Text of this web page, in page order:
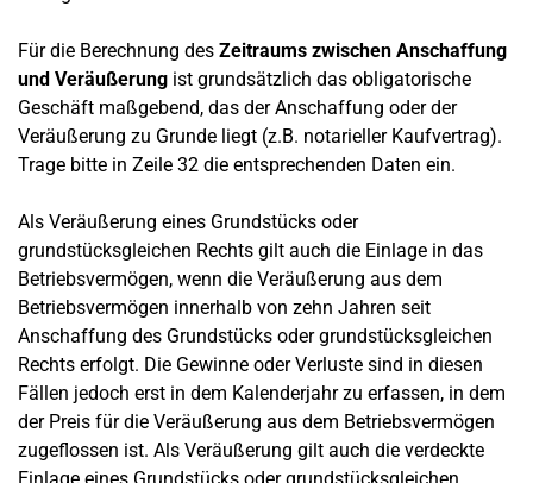
Für die Berechnung des Zeitraums zwischen Anschaffung
und Veräußerung ist grundsätzlich das obligatorische
Geschäft maßgebend, das der Anschaffung oder der
Veräußerung zu Grunde liegt (z.B. notarieller Kaufvertrag).
Trage bitte in Zeile 32 die entsprechenden Daten ein.
Als Veräußerung eines Grundstücks oder
grundstücksgleichen Rechts gilt auch die Einlage in das
Betriebsvermögen, wenn die Veräußerung aus dem
Betriebsvermögen innerhalb von zehn Jahren seit
Anschaffung des Grundstücks oder grundstücksgleichen
Rechts erfolgt. Die Gewinne oder Verluste sind in diesen
Fällen jedoch erst in dem Kalenderjahr zu erfassen, in dem
der Preis für die Veräußerung aus dem Betriebsvermögen
zugeflossen ist. Als Veräußerung gilt auch die verdeckte